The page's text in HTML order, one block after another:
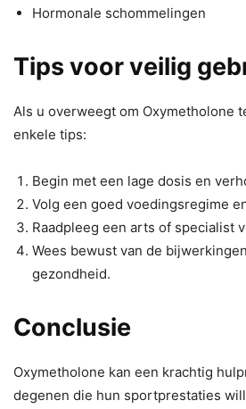
Hormonale schommelingen
Tips voor veilig
Als u overweegt om Oxymetholone
enkele tips:
Begin met een lage dosis en
Volg een goed voedingsregime
Raadpleeg een arts of specialist
Wees bewust van de
gezondheid.
Conclusie
Oxymetholone kan een krachtig
degenen die hun sportprestaties